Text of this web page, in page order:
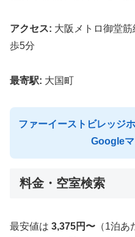
アクセス: 大阪メトロ御堂
歩5分
最寄駅: 大国町
ファーイーストビレッジ
Google
料金・空室検索
最安値は 3,375円〜 （1泊